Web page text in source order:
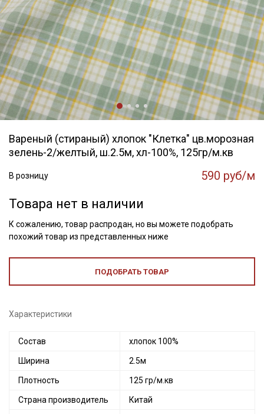
Вареный (стираный) хлопок "Клетка" цв.морозная
зелень-2/желтый, ш.2.5м, хл-100%, 125гр/м.кв
В розницу 590 руб/м
Товара нет в наличии
К сожалению, товар распродан, но вы можете подобрать
похожий товар из представленных ниже
ПОДОБРАТЬ ТОВАР
Характеристики
Состав хлопок 100%
Ширина 2.5м
Плотность 125 гр/м.кв
Страна производитель Китай